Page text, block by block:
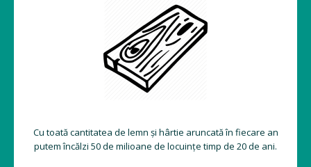
Cu toată cantitatea de lemn și hârtie aruncată în fiecare an
putem încălzi 50 de milioane de locuințe timp de 20 de ani.